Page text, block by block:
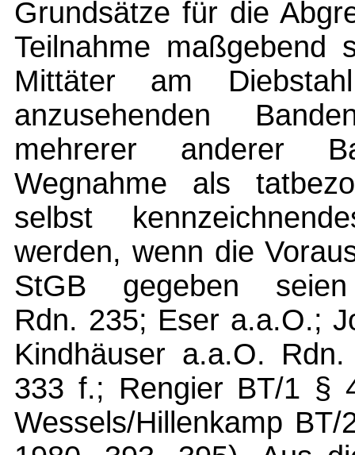
Grundsätze für die
Teilnahme maßgebend
Mittäter am
anzusehenden
mehrerer anderer
Wegnahme als
selbst
werden, wenn die
StGB gegeben
Rdn. 235; Eser a.a.O.;
Kindhäuser a.a.O.
333 f.; Rengier BT/1 §
Wessels/Hillenkamp